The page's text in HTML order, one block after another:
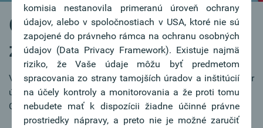
Oberbank ako
zamestnávateľ
Viac než 2.000 zamestnancov predstavuje dôležitý faktor
úspechu.
Chcete sa tiež stať súčasťou nášho tímu?
komisia nestanovila primeranú úroveň ochrany
údajov, alebo v spoločnostiach v USA, ktoré nie sú
zapojené do právneho rámca na ochranu osobných
údajov (Data Privacy Framework). Existuje najmä
riziko, že Vaše údaje môžu byť predmetom
spracovania zo strany tamojších úradov a inštitúcií
na účely kontroly a monitorovania a že proti tomu
nebudete mať k dispozícii žiadne účinné právne
prostriedky nápravy, a preto nie je možné zaručiť